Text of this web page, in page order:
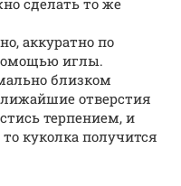
аккуратно по
иглы.
близком
отверстия
терпением, и
куколка получится